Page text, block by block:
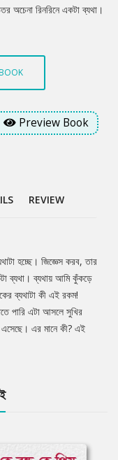
অচেনা রিনরিনে একটা ব্যথা।
কিছু। চেপে থাকি। সুখির
ভাগাভাগি করে আমার
নামই বা কী?
Preview Book
REVIEW
হচ্ছে। জিজ্ঞেস করব, তার
ব্যথা। ব্যথায় আমি কুঁকড়ে
ব্যথাটা কী এই রকম!
পারি এটা আসলে সুখির
এসেছে। এর মানে কী? এই